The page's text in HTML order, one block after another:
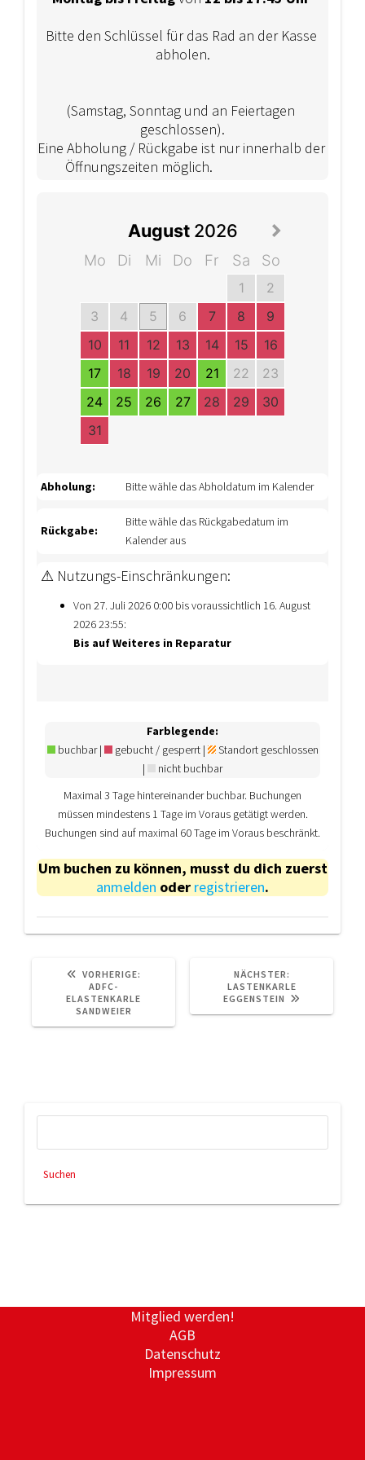
Bitte den Schlüssel für das Rad an der Kasse
(Samstag, Sonntag und an Feiertagen
geschlossen).
Eine Abholung / Rückgabe ist nur innerhalb der
August 2026
Mo Di Mi Do Fr Sa So
1
2
3
4 5 6 7 8
9
10
11 12 13 14 15
16
17
18 19 20 21 22
23
24
25 26 27 28 29
30
31
Abholung: Bitte wähle das Abholdatum im Kalender
Rückgabe:
Bitte wähle das Rückgabedatum im
Kalender aus
⚠ Nutzungs-Einschränkungen:
Von 27. Juli 2026 0:00 bis voraussichtlich 16. August
2026 23:55:
Bis auf Weiteres in Reparatur
Farblegende:
buchbar |
gebucht / gesperrt |
Standort geschlossen
|
nicht buchbar
Maximal 3 Tage hintereinander buchbar. Buchungen
müssen mindestens 1 Tage im Voraus getätigt werden.
Buchungen sind auf maximal 60 Tage im Voraus beschränkt.
Um buchen zu können, musst du dich zuerst
anmelden oder registrieren.
VORHERIGE:
ADFC-
ELASTENKARLE
SANDWEIER
NÄCHSTER:
BEITRAG:
LASTENKARLE
EGGENSTEIN
Mitglied werden!
AGB
Datenschutz
Impressum